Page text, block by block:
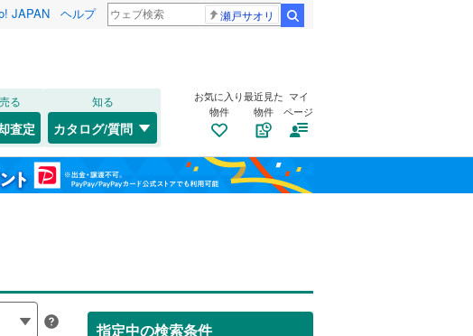
JAPAN ヘルプ 瀬戸サオリ
売る
査定
知る
カタログ/質問
お気に入り
物件
最近見た
物件
マイ
ページ
指定中の検索条件
福島
水郡線(144
上越線(264
水戸線(97)
(27) (55) (372) (286)
トイレ２か所（42）
） 太陽光発電システム（0）
南道路（5）
ます。
地を含